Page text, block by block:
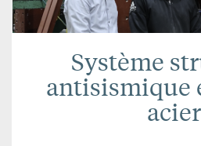
Système
antisismique
acier